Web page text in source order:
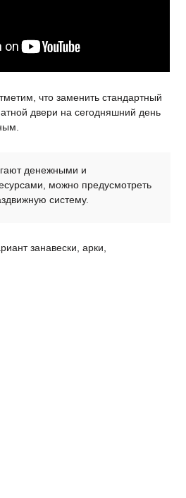
что заменить стандартный
двери на сегодняшний день
денежными и
можно предусмотреть
систему.
занавески, арки,